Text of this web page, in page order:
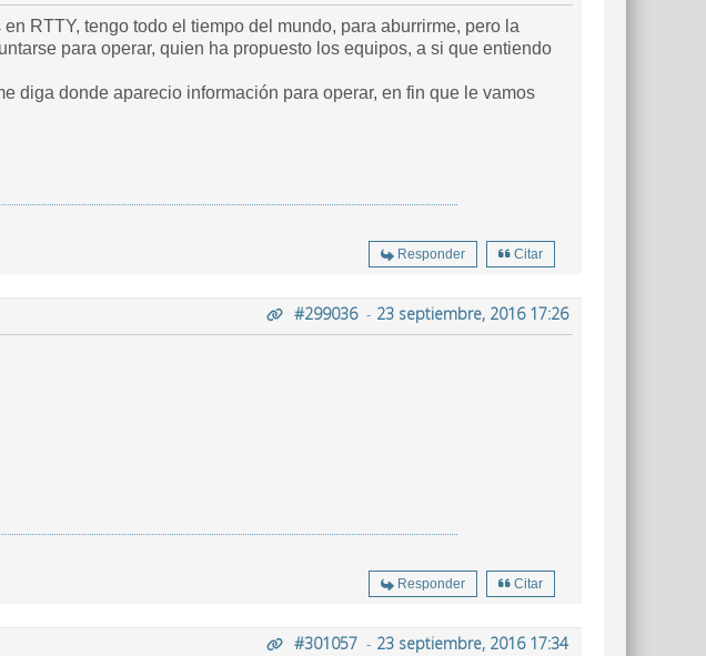
RTTY, tengo todo el tiempo del mundo, para aburrirme, pero la
para operar, quien ha propuesto los equipos, a si que entiendo
diga donde aparecio información para operar, en fin que le vamos
Responder Citar
#299036- 23 septiembre, 2016 17:26
Responder Citar
#301057 - 23 septiembre, 2016 17:34